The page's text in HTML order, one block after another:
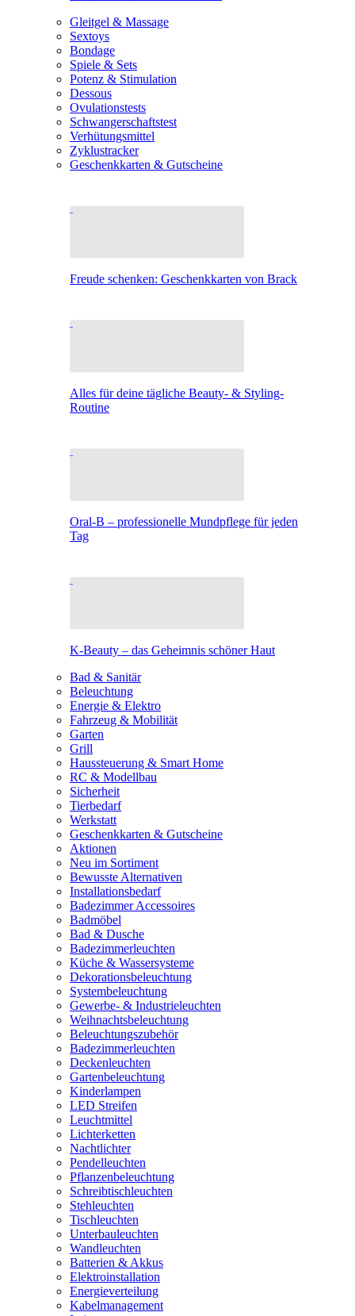
Gleitgel & Massage
Sextoys
Bondage
Spiele & Sets
Potenz & Stimulation
Dessous
Ovulationstests
Schwangerschaftstest
Verhütungsmittel
Zyklustracker
Geschenkkarten & Gutscheine
Freude schenken: Geschenkkarten von Brack
Alles für deine tägliche Beauty- & Styling-
Routine
Oral-B – professionelle Mundpflege für jeden
Tag
K-Beauty – das Geheimnis schöner Haut
Bad & Sanitär
Beleuchtung
Energie & Elektro
Fahrzeug & Mobilität
Garten
Grill
Haussteuerung & Smart Home
RC & Modellbau
Sicherheit
Tierbedarf
Werkstatt
Geschenkkarten & Gutscheine
Aktionen
Neu im Sortiment
Bewusste Alternativen
Installationsbedarf
Badezimmer Accessoires
Badmöbel
Bad & Dusche
Badezimmerleuchten
Küche & Wassersysteme
Dekorationsbeleuchtung
Systembeleuchtung
Gewerbe- & Industrieleuchten
Weihnachtsbeleuchtung
Beleuchtungszubehör
Badezimmerleuchten
Deckenleuchten
Gartenbeleuchtung
Kinderlampen
LED Streifen
Leuchtmittel
Lichterketten
Nachtlichter
Pendelleuchten
Pflanzenbeleuchtung
Schreibtischleuchten
Stehleuchten
Tischleuchten
Unterbauleuchten
Wandleuchten
Batterien & Akkus
Elektroinstallation
Energieverteilung
Kabelmanagement